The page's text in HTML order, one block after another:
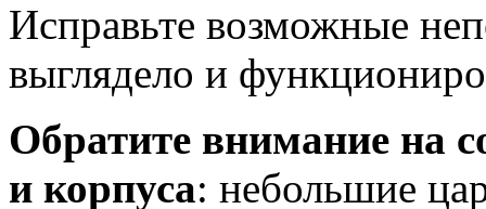
Исправьте возможные
выглядело и
Обратите внимание на
и корпуса: небольшие